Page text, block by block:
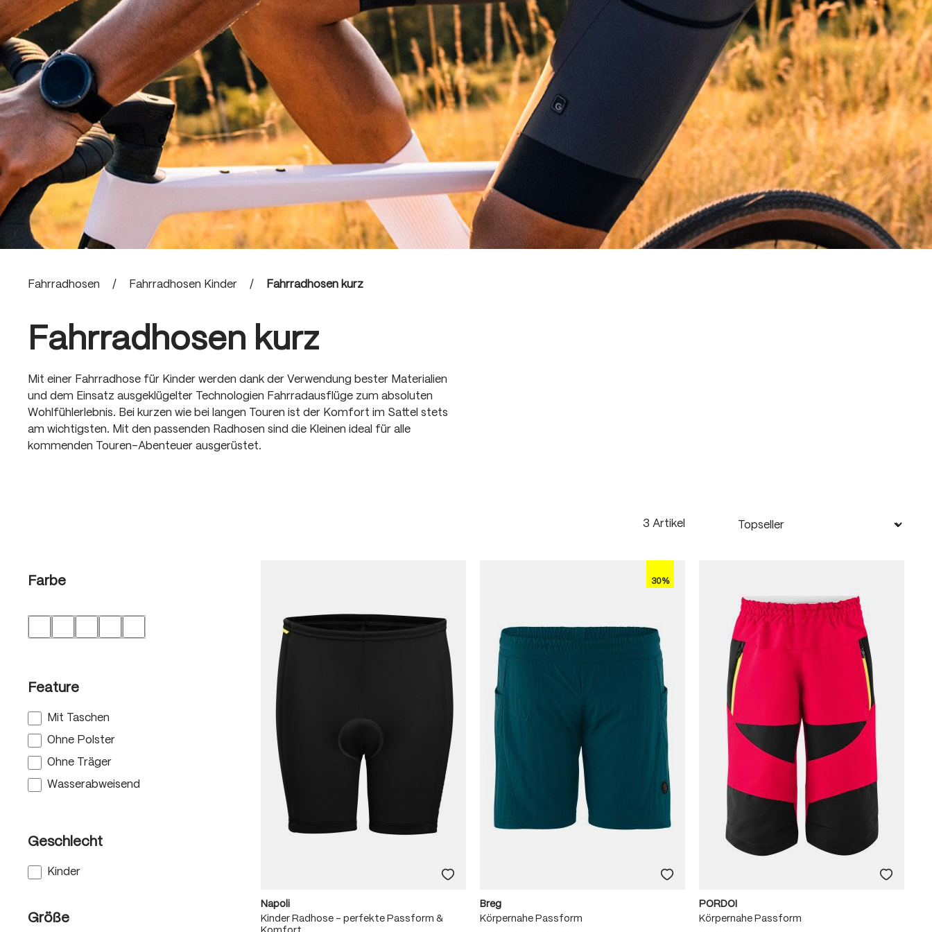
Fahrradhosen / Fahrradhosen Kinder / Fahrradhosen kurz
Fahrradhosen kurz
Mit einer Fahrradhose für Kinder werden dank der Verwendung bester Materialien
und dem Einsatz ausgeklügelter Technologien Fahrradausflüge zum absoluten
Wohlfühlerlebnis. Bei kurzen wie bei langen Touren ist der Komfort im Sattel stets
am wichtigsten. Mit den passenden Radhosen sind die Kleinen ideal für alle
kommenden Touren-Abenteuer ausgerüstet.
Farbe
Feature
Mit Taschen
Ohne Polster
Ohne Träger
Wasserabweisend
Geschlecht
Kinder
Größe
3 Artikel
Napoli
Kinder Radhose – perfekte Passform &
30%
Breg
Körpernahe Passform
PORDOI
Körpernahe Passform